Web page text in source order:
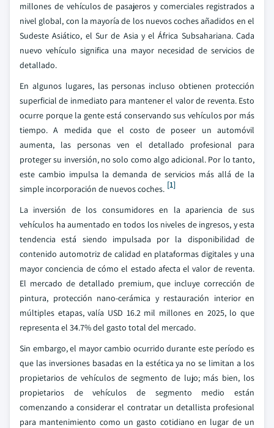
millones de vehículos de pasajeros y comerciales registrados a
nivel global, con la mayoría de los nuevos coches añadidos en el
Sudeste Asiático, el Sur de Asia y el África Subsahariana. Cada
nuevo vehículo significa una mayor necesidad de servicios de
detallado.
En algunos lugares, las personas incluso obtienen protección
superficial de inmediato para mantener el valor de reventa. Esto
ocurre porque la gente está conservando sus vehículos por más
tiempo. A medida que el costo de poseer un automóvil
aumenta, las personas ven el detallado profesional para
proteger su inversión, no solo como algo adicional. Por lo tanto,
este cambio impulsa la demanda de servicios más allá de la
simple incorporación de nuevos coches. [1]
La inversión de los consumidores en la apariencia de sus
vehículos ha aumentado en todos los niveles de ingresos, y esta
tendencia está siendo impulsada por la disponibilidad de
contenido automotriz de calidad en plataformas digitales y una
mayor conciencia de cómo el estado afecta el valor de reventa.
El mercado de detallado premium, que incluye corrección de
pintura, protección nano-cerámica y restauración interior en
múltiples etapas, valía USD 16.2 mil millones en 2025, lo que
representa el 34.7% del gasto total del mercado.
Sin embargo, el mayor cambio ocurrido durante este período es
que las inversiones basadas en la estética ya no se limitan a los
propietarios de vehículos de segmento de lujo; más bien, los
propietarios de vehículos de segmento medio están
comenzando a considerar el contratar un detallista profesional
para mantenimiento como un gasto cotidiano en lugar de un